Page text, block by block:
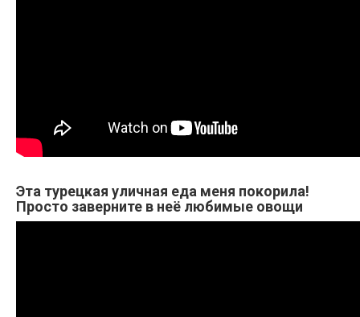
Эта турецкая уличная еда меня покорила!
Просто заверните в неё любимые овощи